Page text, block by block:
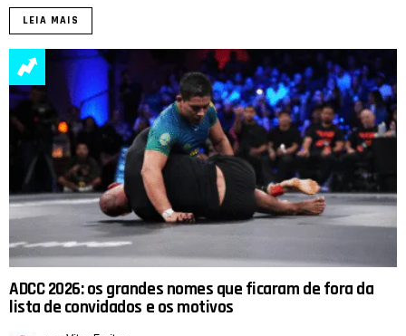
LEIA MAIS
ADCC 2026: os grandes nomes que ficaram de fora da
lista de convidados e os motivos